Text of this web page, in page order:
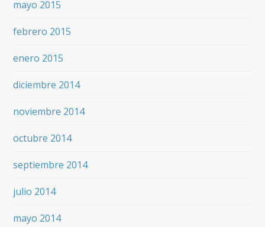
mayo 2015
febrero 2015
enero 2015
diciembre 2014
noviembre 2014
octubre 2014
septiembre 2014
julio 2014
mayo 2014